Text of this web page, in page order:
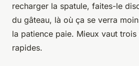
recharger la spatule, faites-le
du gâteau, là où ça se verra
la patience paie. Mieux vaut
rapides.